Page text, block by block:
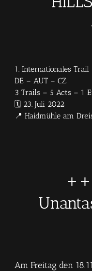
1. Internationales
DE – AUT – CZ
3 Trails – 5 Acts – 1
🗓 23. Juli 2022
📍 Haidmühle am
++
Am Freitag den